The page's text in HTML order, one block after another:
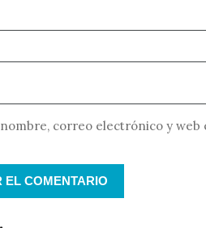
correo electrónico y